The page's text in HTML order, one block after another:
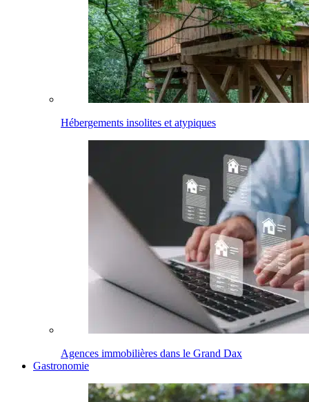
Hébergements insolites et atypiques
Agences immobilières dans le Grand Dax
Gastronomie